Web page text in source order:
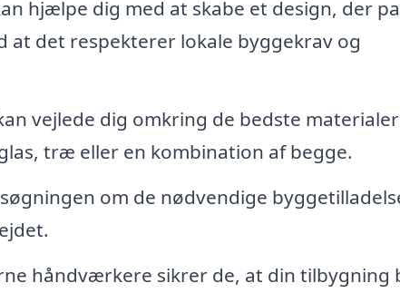
hjælpe dig med at skabe et design, der
at det respekterer lokale byggekrav og
vejlede dig omkring de bedste
træ eller en kombination af begge.
om de nødvendige
håndværkere sikrer de, at din tilbygning